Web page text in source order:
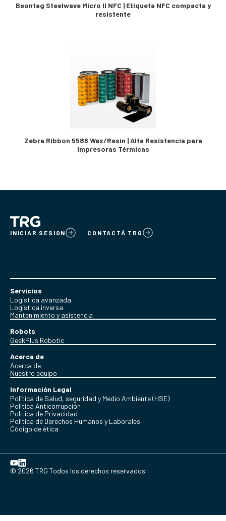
Beontag Steelwave Micro II NFC | Etiqueta NFC compacta y
resistente
Zebra Ribbon 5586 Wax/Resin | Alta Resistencia para
Impresoras Térmicas
INICIAR SESION CONTACTÁ TRG
Servicios
Logística avanzada
Logística inversa
Mantenimiento y asistencia
Robots
GeekPlus Robotic
Acerca de
Acerca de
Nuestro equipo
Información Legal
Política de Salud, seguridad y Medio Ambiente (HSE)
Política Anticorrupción
Politica de Privacidad
Política de Derechos Humanos y Laborales
Código de ética
© 2026 TRG Todos los derechos reservados